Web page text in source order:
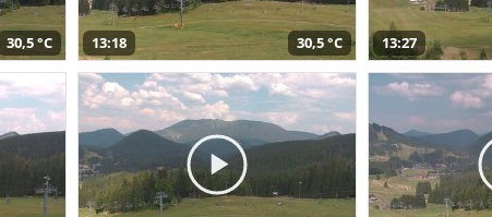
30,5 °C 13:18 30,5 °C 13:27